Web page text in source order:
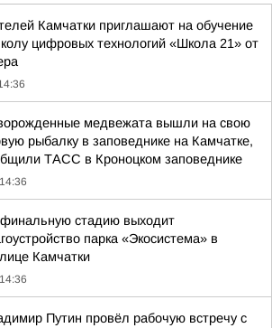
Камчатки приглашают на обучение
цифровых технологий «Школа 21» от
медвежата вышли на свою
рыбалку в заповеднике на Камчатке,
ТАСС в Кроноцком заповеднике
14:36
стадию выходит
парка «Экосистема» в
Камчатки
14:36
Путин провёл рабочую встречу с